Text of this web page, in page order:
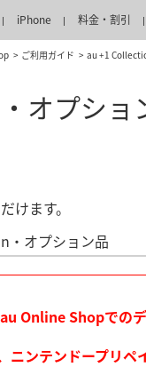
iPhone 料金・割引
ご利用ガイド au +1
オプショ
けます。
・オプション品
Online Shopでの
ニンテンドープリ